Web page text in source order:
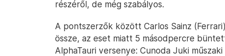
részéről, de még szabályos.
A pontszerzők között Carlos Sainz
össze, az eset miatt 5 másodpercre
AlphaTauri versenye: Cunoda Juki